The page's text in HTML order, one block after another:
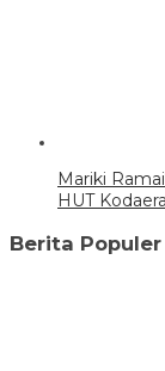
Mariki
HUT
Berita Populer